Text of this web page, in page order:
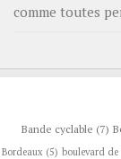
comme toutes
Bande cyclable (7)
Bordeaux (5) boulevard de